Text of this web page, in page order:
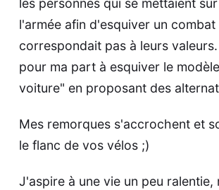
l'armée afin d'esquiver un combat
correspondait pas à leurs
pour ma part à esquiver le
voiture" en proposant des
Mes remorques s'accrochent et
le flanc de vos vélos ;)
J'aspire à une vie un peu ralentie,